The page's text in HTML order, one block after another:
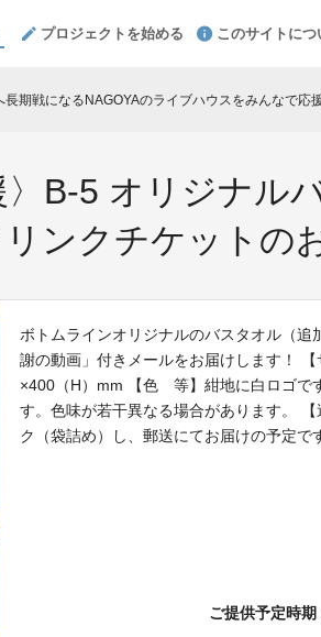
プロジェクトを始める このサイトにつ
期戦になるNAGOYAのライブハウスをみんなで応
〉B-5 オリジナル
ンクチケットの
ボトムラインオリジナルのバスタオル（追
謝の動画」付きメールをお届けします！ 【
×400（H）mm 【色 等】紺地に白ロゴで
す。色味が若干異なる場合があります。 【
ク（袋詰め）し、郵送にてお届けの予定で
ご提供予定時